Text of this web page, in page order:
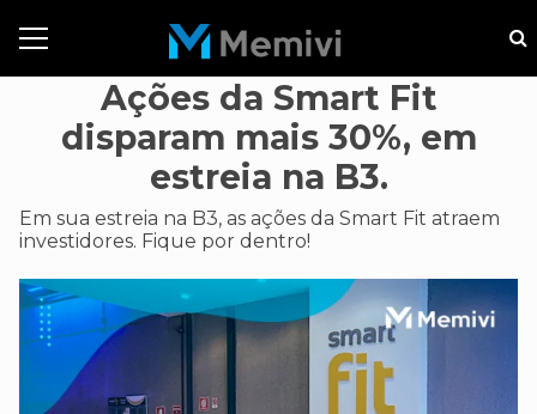
Ações da Smart Fit
disparam mais 30%, em
estreia na B3.
Em sua estreia na B3, as ações da Smart Fit atraem
investidores. Fique por dentro!